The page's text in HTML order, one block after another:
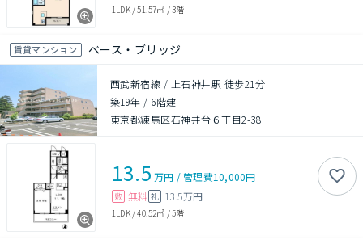
1LDK/51.57㎡ /3階
賃貸マンション ベース・ブリッジ
西武新宿線 / 上石神井駅 徒歩21分
築19年 / 6階建
東京都練馬区石神井台６丁目2-38
13.5 万円 /管理費10,000円
敷 無料 礼 13.5万円
1LDK/40.52㎡ /5階